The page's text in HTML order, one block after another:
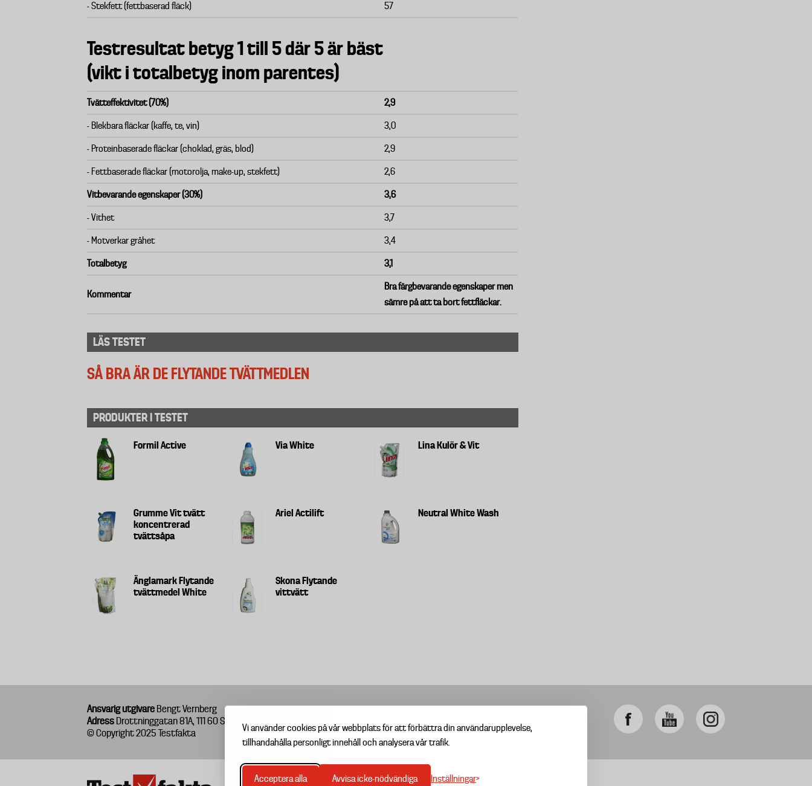
Vi använder cookies på vår webbplats för att förbättra din användarupplevelse,
tillhandahålla personligt innehåll och analysera vår trafik.
Acceptera alla Avvisa icke-nödvändiga Inställningar
- Stekfett (fettbaserad fläck) 57
Testresultat betyg 1 till 5 där 5 är bäst
(vikt i totalbetyg inom parentes)
Tvätteffektivitet (70%) 2,9
- Blekbara fläckar (kaffe, te, vin) 3,0
- Proteinbaserade fläckar (choklad, gräs, blod) 2,9
- Fettbaserade fläckar (motorolja, make-up, stekfett) 2,6
Vitbevarande egenskaper (30%) 3,6
- Vithet 3,7
- Motverkar gråhet 3,4
Totalbetyg 3,1
Kommentar
Bra färgbevarande egenskaper men
sämre på att ta bort fettfläckar.
LÄS TESTET
SÅ BRA ÄR DE FLYTANDE TVÄTTMEDLEN
PRODUKTER I TESTET
Formil Active Via White Lina Kulör & Vit
Grumme Vit tvätt
koncentrerad
tvättsåpa
Ariel Actilift Neutral White Wash
Änglamark Flytande
tvättmedel White
Skona Flytande
vittvätt
Ansvarig utgivare Bengt Vernberg
Adress Drottninggatan 81A, 111 60 Stockholm
© Copyright 2025 Testfakta